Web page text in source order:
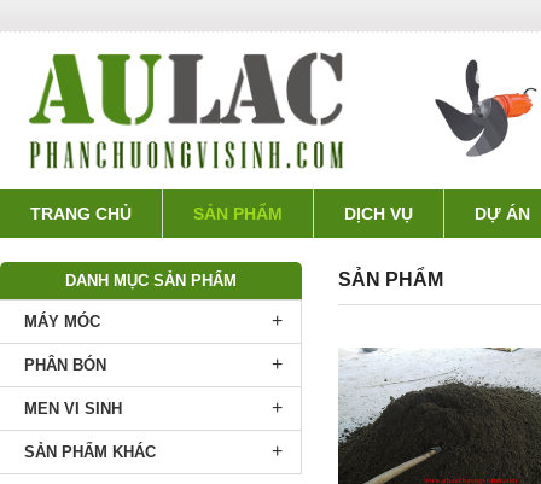
TRANG CHỦ SẢN PHẨM DỊCH VỤ DỰ ÁN
SẢN PHẨM
DANH MỤC SẢN PHẨM
MÁY MÓC +
PHÂN BÓN +
MEN VI SINH +
SẢN PHẨM KHÁC +